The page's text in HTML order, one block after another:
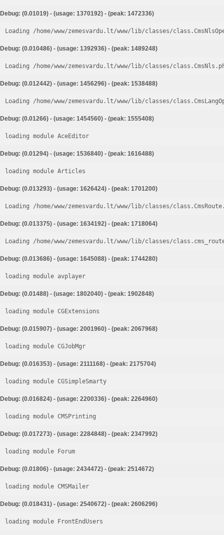
Debug: (0.01019) - (usage: 1370192) - (peak: 1472336)
Loading /home/www/zemesvardu.lt/www/lib/classes/
Debug: (0.010486) - (usage: 1392936) - (peak: 1489248)
Loading /home/www/zemesvardu.lt/www/lib/classes/
Debug: (0.012442) - (usage: 1456296) - (peak: 1538488)
Loading /home/www/zemesvardu.lt/www/lib/classes/
Debug: (0.01266) - (usage: 1454560) - (peak: 1555408)
loading module AceEditor
Debug: (0.01294) - (usage: 1536840) - (peak: 1616488)
loading module Articles
Debug: (0.013293) - (usage: 1626424) - (peak: 1701200)
Loading /home/www/zemesvardu.lt/www/lib/classes/
Debug: (0.013375) - (usage: 1634192) - (peak: 1718064)
Loading /home/www/zemesvardu.lt/www/lib/classes/
Debug: (0.013686) - (usage: 1645088) - (peak: 1744280)
loading module avplayer
Debug: (0.01488) - (usage: 1802040) - (peak: 1902848)
loading module CGExtensions
Debug: (0.015907) - (usage: 2001960) - (peak: 2067968)
loading module CGJobMgr
Debug: (0.016353) - (usage: 2111168) - (peak: 2175704)
loading module CGSimpleSmarty
Debug: (0.016824) - (usage: 2200336) - (peak: 2264960)
loading module CMSPrinting
Debug: (0.017273) - (usage: 2284848) - (peak: 2347992)
loading module Forum
Debug: (0.01806) - (usage: 2434472) - (peak: 2514672)
loading module CMSMailer
Debug: (0.018431) - (usage: 2540672) - (peak: 2606296)
loading module FrontEndUsers